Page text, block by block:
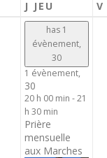
J JEU
has 1
évènement,
30
1 évènement,
30
20 h 00 min -21
h 30 min
Prière
mensuelle
aux Marches